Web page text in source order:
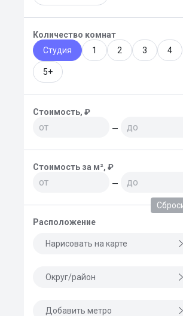
Количество комнат
Студия
1 2 3 4
5+
Стоимость, ₽
—
Стоимость за м², ₽
—
Расположение
Нарисовать на карте
Округ/район
Добавить метро